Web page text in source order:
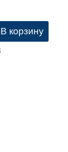
В корзину